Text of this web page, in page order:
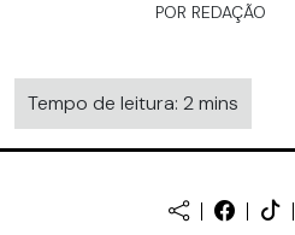
POR REDAÇÃO
Tempo de leitura: 2 mins